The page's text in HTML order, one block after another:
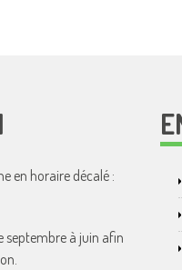
en horaire décalé :
septembre à juin afin